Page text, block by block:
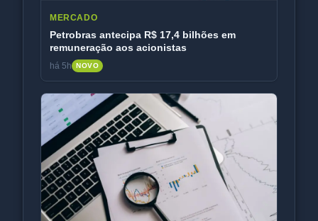
MERCADO
Petrobras antecipa R$ 17,4 bilhões em
remuneração aos acionistas
há 5h NOVO